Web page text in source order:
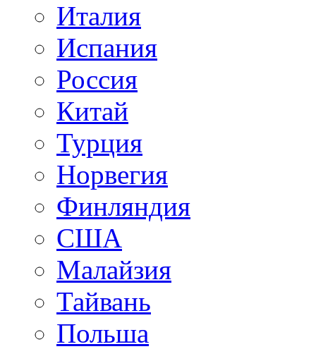
Италия
Испания
Россия
Китай
Турция
Норвегия
Финляндия
США
Малайзия
Тайвань
Польша